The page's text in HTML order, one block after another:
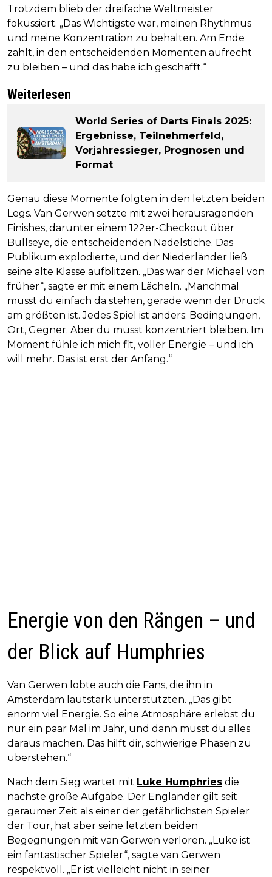
Trotzdem blieb der dreifache Weltmeister
fokussiert. „Das Wichtigste war, meinen Rhythmus
und meine Konzentration zu behalten. Am Ende
zählt, in den entscheidenden Momenten aufrecht
zu bleiben – und das habe ich geschafft.“
Weiterlesen
World Series of Darts Finals 2025:
Ergebnisse, Teilnehmerfeld,
Vorjahressieger, Prognosen und
Format
Genau diese Momente folgten in den letzten beiden
Legs. Van Gerwen setzte mit zwei herausragenden
Finishes, darunter einem 122er-Checkout über
Bullseye, die entscheidenden Nadelstiche. Das
Publikum explodierte, und der Niederländer ließ
seine alte Klasse aufblitzen. „Das war der Michael von
früher“, sagte er mit einem Lächeln. „Manchmal
musst du einfach da stehen, gerade wenn der Druck
am größten ist. Jedes Spiel ist anders: Bedingungen,
Ort, Gegner. Aber du musst konzentriert bleiben. Im
Moment fühle ich mich fit, voller Energie – und ich
will mehr. Das ist erst der Anfang.“
Energie von den Rängen – und
der Blick auf Humphries
Van Gerwen lobte auch die Fans, die ihn in
Amsterdam lautstark unterstützten. „Das gibt
enorm viel Energie. So eine Atmosphäre erlebst du
nur ein paar Mal im Jahr, und dann musst du alles
daraus machen. Das hilft dir, schwierige Phasen zu
überstehen.“
Nach dem Sieg wartet mit Luke Humphries die
nächste große Aufgabe. Der Engländer gilt seit
geraumer Zeit als einer der gefährlichsten Spieler
der Tour, hat aber seine letzten beiden
Begegnungen mit van Gerwen verloren. „Luke ist
ein fantastischer Spieler“, sagte van Gerwen
respektvoll. „Er ist vielleicht nicht in seiner